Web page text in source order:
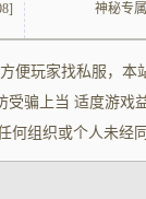
神秘专属
便玩家找私服 ，本
骗上当 适度游戏
何组织或个人未经